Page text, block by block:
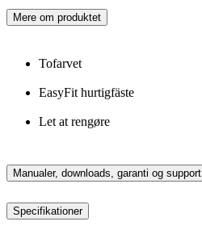
Mere om produktet
Tofarvet
EasyFit hurtigfäste
Let at rengøre
Manualer, downloads, garanti og support
Specifikationer